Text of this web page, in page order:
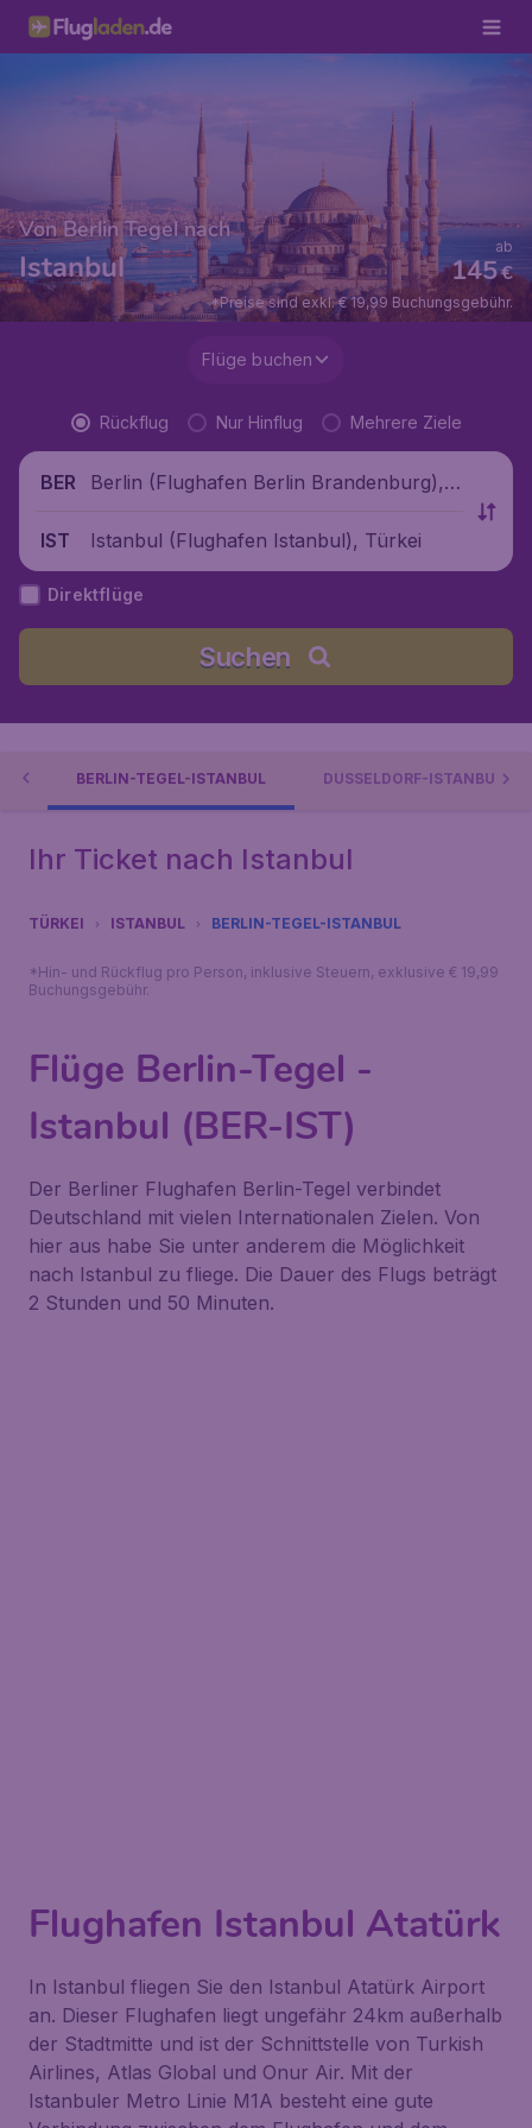
Von Berlin Tegel nach
Istanbul €
145
ab
*Preise sind exkl. € 19,99 Buchungsgebühr.
Flüge buchen
Rückflug Nur Hinflug Mehrere Ziele
BER
Berlin (Flughafen Berlin Brandenburg),
IST
Istanbul (Flughafen Istanbul), Türkei
Direktflüge
Suchen
BERLIN-TEGEL-ISTANBUL DÜSSELDORF-ISTANBUL
Ihr Ticket nach Istanbul
TÜRKEI ISTANBUL BERLIN-TEGEL-ISTANBUL
*Hin- und Rückflug pro Person, inklusive Steuern, exklusive € 19,99
Buchungsgebühr.
Flüge Berlin-Tegel -
Istanbul (BER-IST)
Der Berliner Flughafen Berlin-Tegel verbindet
Deutschland mit vielen Internationalen Zielen. Von
hier aus habe Sie unter anderem die Möglichkeit
nach Istanbul zu fliege. Die Dauer des Flugs beträgt
2 Stunden und 50 Minuten.
Flughafen Istanbul Atatürk
In Istanbul fliegen Sie den Istanbul Atatürk Airport
an. Dieser Flughafen liegt ungefähr 24km außerhalb
der Stadtmitte und ist der Schnittstelle von Turkish
Airlines, Atlas Global und Onur Air. Mit der
Istanbuler Metro Linie M1A besteht eine gute